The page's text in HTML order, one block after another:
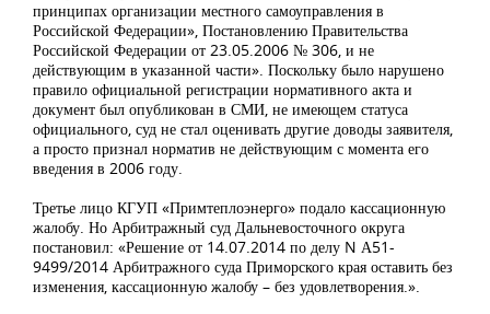
принципах организации местного самоуправления в
Российской Федерации», Постановлению Правительства
Российской Федерации от 23.05.2006 № 306, и не
действующим в указанной части». Поскольку было нарушено
правило официальной регистрации нормативного акта и
документ был опубликован в СМИ, не имеющем статуса
официального, суд не стал оценивать другие доводы заявителя,
а просто признал норматив не действующим с момента его
введения в 2006 году.
Третье лицо КГУП «Примтеплоэнерго» подало кассационную
жалобу. Но Арбитражный суд Дальневосточного округа
постановил: «Решение от 14.07.2014 по делу N А51-
9499/2014 Арбитражного суда Приморского края оставить без
изменения, кассационную жалобу – без удовлетворения.».